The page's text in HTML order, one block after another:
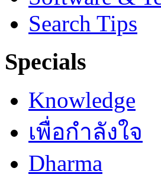
Search Tips
Specials
Knowledge
เพื่อกำลังใจ
Dharma